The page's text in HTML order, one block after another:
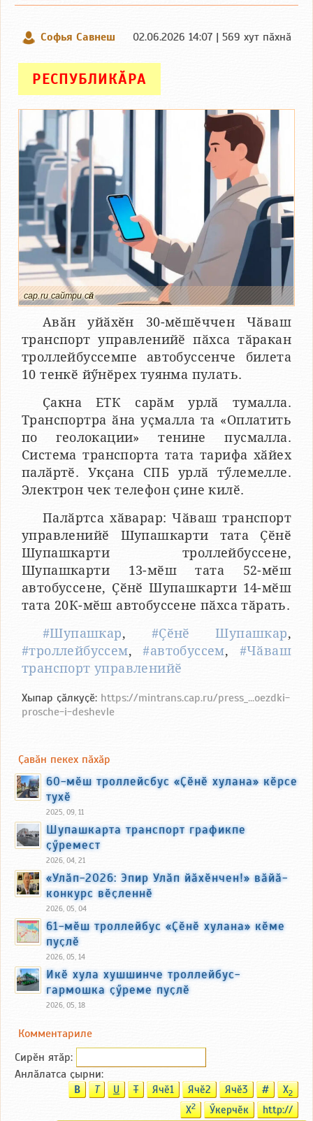
Софья Савнеш 02.06.2026 14:07 | 569 хут пӑхнӑ
РЕСПУБЛИКӐРА
cap.ru сайтри сӑн
Авӑн уйӑхӗн 30-мӗшӗччен Чӑваш
транспорт управленийӗ пӑхса тӑракан
троллейбуссемпе автобуссенче билета
10 тенкӗ йӳнӗрех туянма пулать.
Ҫакна ЕТК сарӑм урлӑ тумалла.
Транспортра ӑна уҫмалла та «Оплатить
по геолокации» тенине пусмалла.
Система транспорта тата тарифа хӑйех
палӑртӗ. Укҫана СПБ урлӑ тӳлемелле.
Электрон чек телефон ҫине килӗ.
Палӑртса хӑварар: Чӑваш транспорт
управленийӗ Шупашкарти тата Ҫӗнӗ
Шупашкарти троллейбуссене,
Шупашкарти 13-мӗш тата 52-мӗш
автобуссене, Ҫӗнӗ Шупашкарти 14-мӗш
тата 20К-мӗш автобуссене пӑхса тӑрать.
#Шупашкар, #Ҫӗнӗ Шупашкар,
#троллейбуссем,#автобуссем, #Чӑваш
транспорт управленийӗ
Хыпар ҫӑлкуҫӗ: https://mintrans.cap.ru/press_...oezdki-
prosche-i-deshevle
Ҫавӑн пекех пӑхӑр
60-мӗш троллейсбус «Ҫӗнӗ хулана» кӗрсе
тухӗ
2025, 09, 11
Шупашкарта транспорт графикпе
ҫӳремест
2026, 04, 21
«Улӑп-2026: Эпир Улӑп йӑхӗнчен!» вӑйӑ-
конкурс вӗҫленнӗ
2026, 05, 04
61-мӗш троллейбус «Ҫӗнӗ хулана» кӗме
пуҫлӗ
2026, 05, 14
Икӗ хула хушшинче троллейбус-
гармошка ҫӳреме пуҫлӗ
2026, 05, 18
Комментариле
Сирӗн ятӑp:
Анлӑлатса ҫырни:
B T U T Ячӗ1 Ячӗ2 Ячӗ3 # X2
X2 Ӳкерчӗк http://